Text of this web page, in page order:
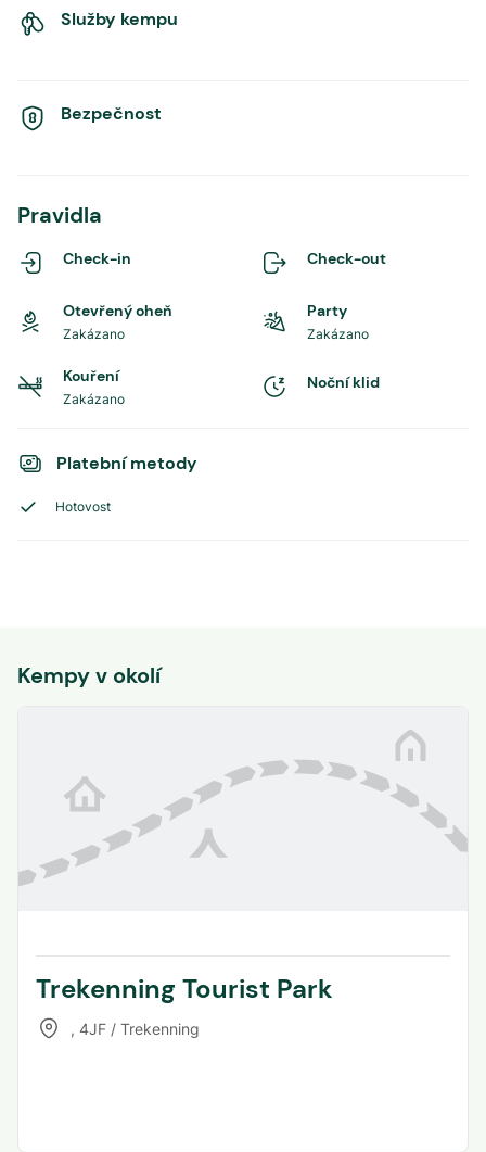
Služby kempu
Bezpečnost
Pravidla
Check-in Check-out
Otevřený oheň
Zakázano
Party
Zakázano
Kouření
Zakázano
Noční klid
Platební metody
Hotovost
Kempy v okolí
Trekenning Tourist Park
, 4JF / Trekenning